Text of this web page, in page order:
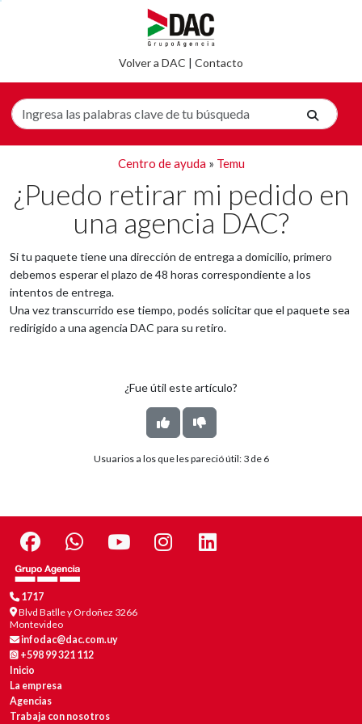
Volver a DAC | Contacto
Centro de ayuda » Temu
¿Puedo retirar mi pedido en
una agencia DAC?
Si tu paquete tiene una dirección de entrega a domicilio, primero
debemos esperar el plazo de 48 horas correspondiente a los
intentos de entrega.
Una vez transcurrido ese tiempo, podés solicitar que el paquete sea
redirigido a una agencia DAC para su retiro.
¿Fue útil este artículo?
Usuarios a los que les pareció útil: 3de 6
1717
Blvd Batlle y Ordoñez 3266
Montevideo
infodac@dac.com.uy
+598 99 321 112
Inicio
La empresa
Agencias
Trabaja con nosotros